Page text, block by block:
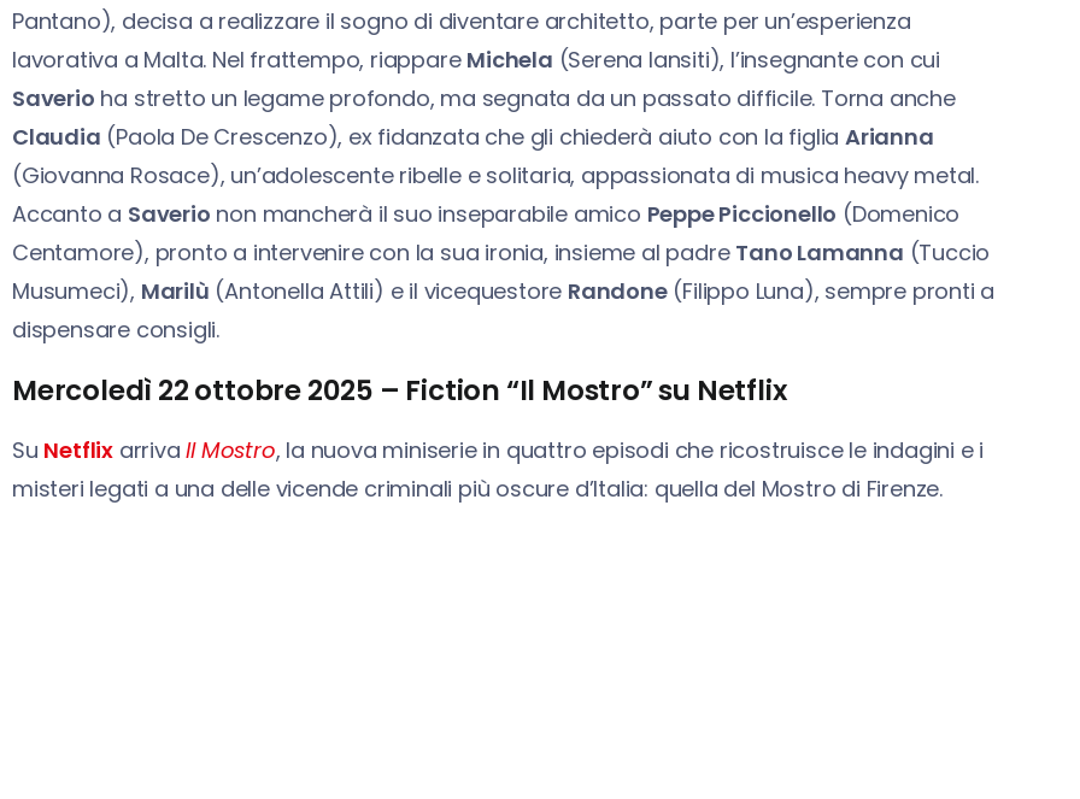
Pantano), decisa a realizzare il sogno di diventare architetto, parte per un’esperienza
lavorativa a Malta. Nel frattempo, riappare Michela (Serena Iansiti), l’insegnante con cui
Saverio ha stretto un legame profondo, ma segnata da un passato difficile. Torna anche
Claudia (Paola De Crescenzo), ex fidanzata che gli chiederà aiuto con la figliaArianna
(Giovanna Rosace), un’adolescente ribelle e solitaria, appassionata di musica heavy metal.
Accanto a Saverio non mancherà il suo inseparabile amico Peppe Piccionello (Domenico
Centamore), pronto a intervenire con la sua ironia, insieme al padre Tano Lamanna (Tuccio
Musumeci), Marilù (Antonella Attili) e il vicequestore Randone(Filippo Luna), sempre pronti a
dispensare consigli.
Mercoledì 22 ottobre 2025 – Fiction “Il Mostro” su Netflix
Su Netflix arrivaIl Mostro, la nuova miniserie in quattro episodi che ricostruisce le indagini e i
misteri legati a una delle vicende criminali più oscure d’Italia: quella del Mostro di Firenze.